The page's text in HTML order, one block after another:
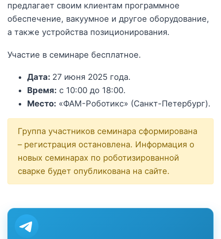
предлагает своим клиентам программное
обеспечение, вакуумное и другое оборудование,
а также устройства позиционирования.
Участие в семинаре бесплатное.
Дата: 27 июня 2025 года.
Время: с 10:00 до 18:00.
Место: «ФАМ-Роботикс» (Санкт-Петербург).
Группа участников семинара сформирована
– регистрация остановлена. Информация о
новых семинарах по роботизированной
сварке будет опубликована на сайте.